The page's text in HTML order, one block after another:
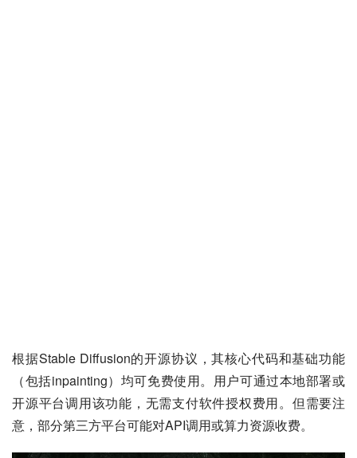
根据Stable Diffusion的开源协议，其核心代码和基础功能
（包括inpainting）均可免费使用。用户可通过本地部署或
开源平台调用该功能，无需支付软件授权费用。但需要注
意，部分第三方平台可能对API调用或算力资源收费。